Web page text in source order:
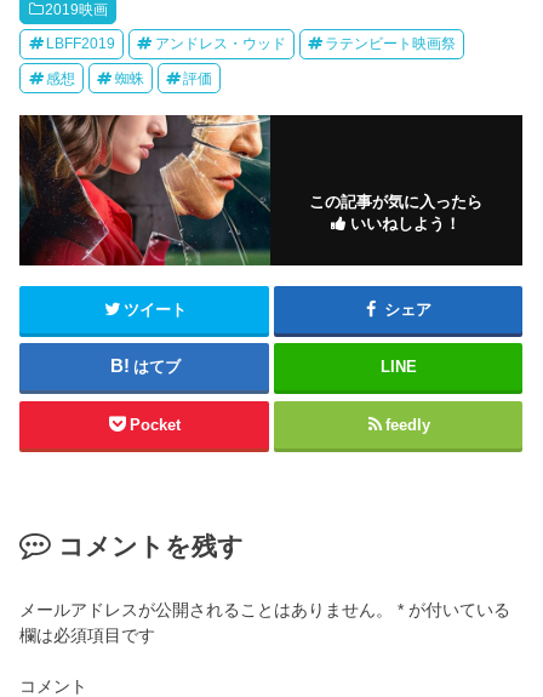
2019映画
LBFF2019 アンドレス・ウッド ラテンビート映画祭
感想 蜘蛛 評価
この記事が気に入ったら
いいねしよう！
ツイート シェア
はてブ LINE
Pocket feedly
コメントを残す
メールアドレスが公開されることはありません。 * が付いている
欄は必須項目です
コメント